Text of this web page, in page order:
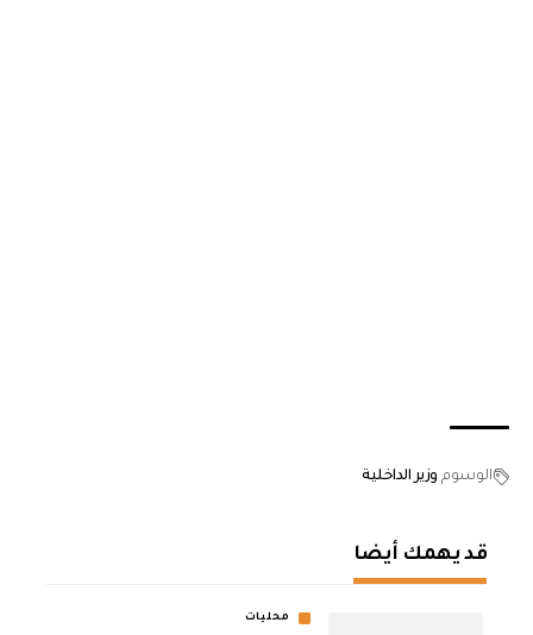
الوسوم وزير الداخلية
قد يهمك أيضا
محليات